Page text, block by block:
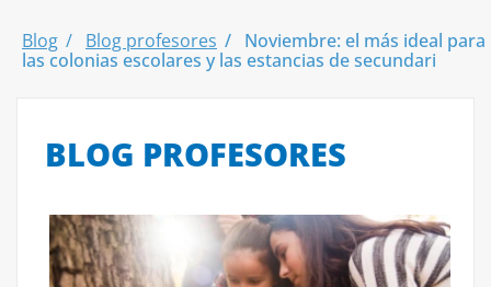
Blog Blog profesores
Noviembre: el más ideal para
las colonias escolares y las estancias de secundari
BLOG PROFESORES